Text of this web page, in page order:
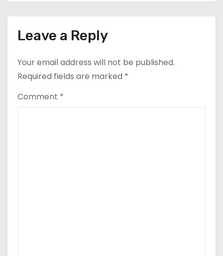
Leave a Reply
Your email address will not be published.
Required fields are marked *
Comment *